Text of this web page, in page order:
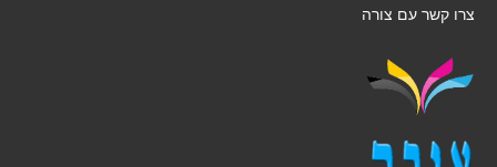
צרו קשר עם צורה